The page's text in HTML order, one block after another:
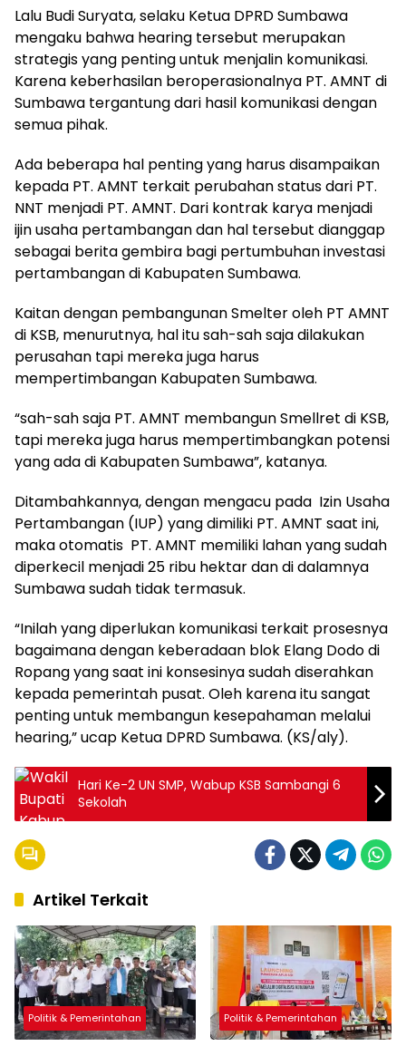
Lalu Budi Suryata, selaku Ketua DPRD Sumbawa
mengaku bahwa hearing tersebut merupakan
strategis yang penting untuk menjalin komunikasi.
Karena keberhasilan beroperasionalnya PT. AMNT di
Sumbawa tergantung dari hasil komunikasi dengan
semua pihak.
Ada beberapa hal penting yang harus disampaikan
kepada PT. AMNT terkait perubahan status dari PT.
NNT menjadi PT. AMNT. Dari kontrak karya menjadi
ijin usaha pertambangan dan hal tersebut dianggap
sebagai berita gembira bagi pertumbuhan investasi
pertambangan di Kabupaten Sumbawa.
Kaitan dengan pembangunan Smelter oleh PT AMNT
di KSB, menurutnya, hal itu sah-sah saja dilakukan
perusahan tapi mereka juga harus
mempertimbangan Kabupaten Sumbawa.
“sah-sah saja PT. AMNT membangun Smellret di KSB,
tapi mereka juga harus mempertimbangkan potensi
yang ada di Kabupaten Sumbawa”, katanya.
Ditambahkannya, dengan mengacu pada Izin Usaha
Pertambangan (IUP) yang dimiliki PT. AMNT saat ini,
maka otomatis PT. AMNT memiliki lahan yang sudah
diperkecil menjadi 25 ribu hektar dan di dalamnya
Sumbawa sudah tidak termasuk.
“Inilah yang diperlukan komunikasi terkait prosesnya
bagaimana dengan keberadaan blok Elang Dodo di
Ropang yang saat ini konsesinya sudah diserahkan
kepada pemerintah pusat. Oleh karena itu sangat
penting untuk membangun kesepahaman melalui
hearing,” ucap Ketua DPRD Sumbawa. (KS/aly).
Hari Ke-2 UN SMP, Wabup KSB Sambangi 6
Sekolah
Artikel Terkait
Politik & Pemerintahan Politik & Pemerintahan